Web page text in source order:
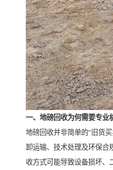
一、地磅回收为何需要专业
地磅回收并非简单的“旧货
卸运输、技术处理及环保合
收方式可能导致设备损坏、